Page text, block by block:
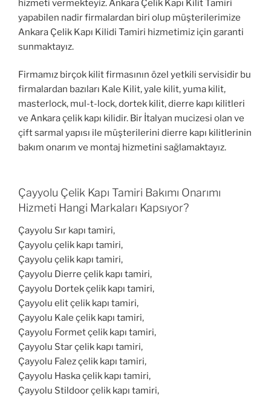
hizmeti vermekteyiz. Ankara Çelik Kapı Kilit Tamiri
yapabilen nadir firmalardan biri olup müşterilerimize
Ankara Çelik Kapı Kilidi Tamiri hizmetimiz için garanti
sunmaktayız.
Firmamız birçok kilit firmasının özel yetkili servisidir bu
firmalardan bazıları Kale Kilit, yale kilit, yuma kilit,
masterlock, mul-t-lock, dortek kilit, dierre kapı kilitleri
ve Ankara çelik kapı kilidir. Bir İtalyan mucizesi olan ve
çift sarmal yapısı ile müşterilerini dierre kapı kilitlerinin
bakım onarım ve montaj hizmetini sağlamaktayız.
Çayyolu Çelik Kapı Tamiri Bakımı Onarımı
Hizmeti Hangi Markaları Kapsıyor?
Çayyolu Sır kapı tamiri,
Çayyolu çelik kapı tamiri,
Çayyolu çelik kapı tamiri,
Çayyolu Dierre çelik kapı tamiri,
Çayyolu Dortek çelik kapı tamiri,
Çayyolu elit çelik kapı tamiri,
Çayyolu Kale çelik kapı tamiri,
Çayyolu Formet çelik kapı tamiri,
Çayyolu Star çelik kapı tamiri,
Çayyolu Falez çelik kapı tamiri,
Çayyolu Haska çelik kapı tamiri,
Çayyolu Stildoor çelik kapı tamiri,